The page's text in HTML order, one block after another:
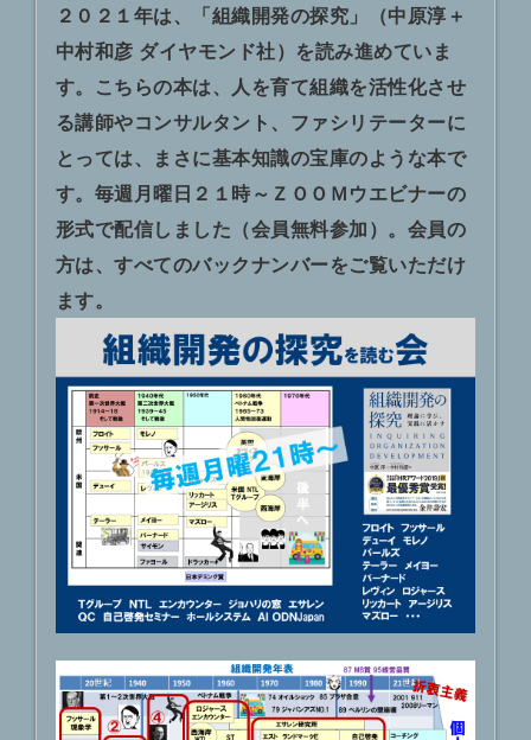
２０２１年は、「組織開発の探究」（中原淳＋
中村和彦 ダイヤモンド社）を読み進めていま
す。こちらの本は、人を育て組織を活性化させ
る講師やコンサルタント、ファシリテーターに
とっては、まさに基本知識の宝庫のような本で
す。毎週月曜日２１時～ＺＯＯＭウエビナーの
形式で配信しました（会員無料参加）。会員の
方は、すべてのバックナンバーをご覧いただけ
ます。